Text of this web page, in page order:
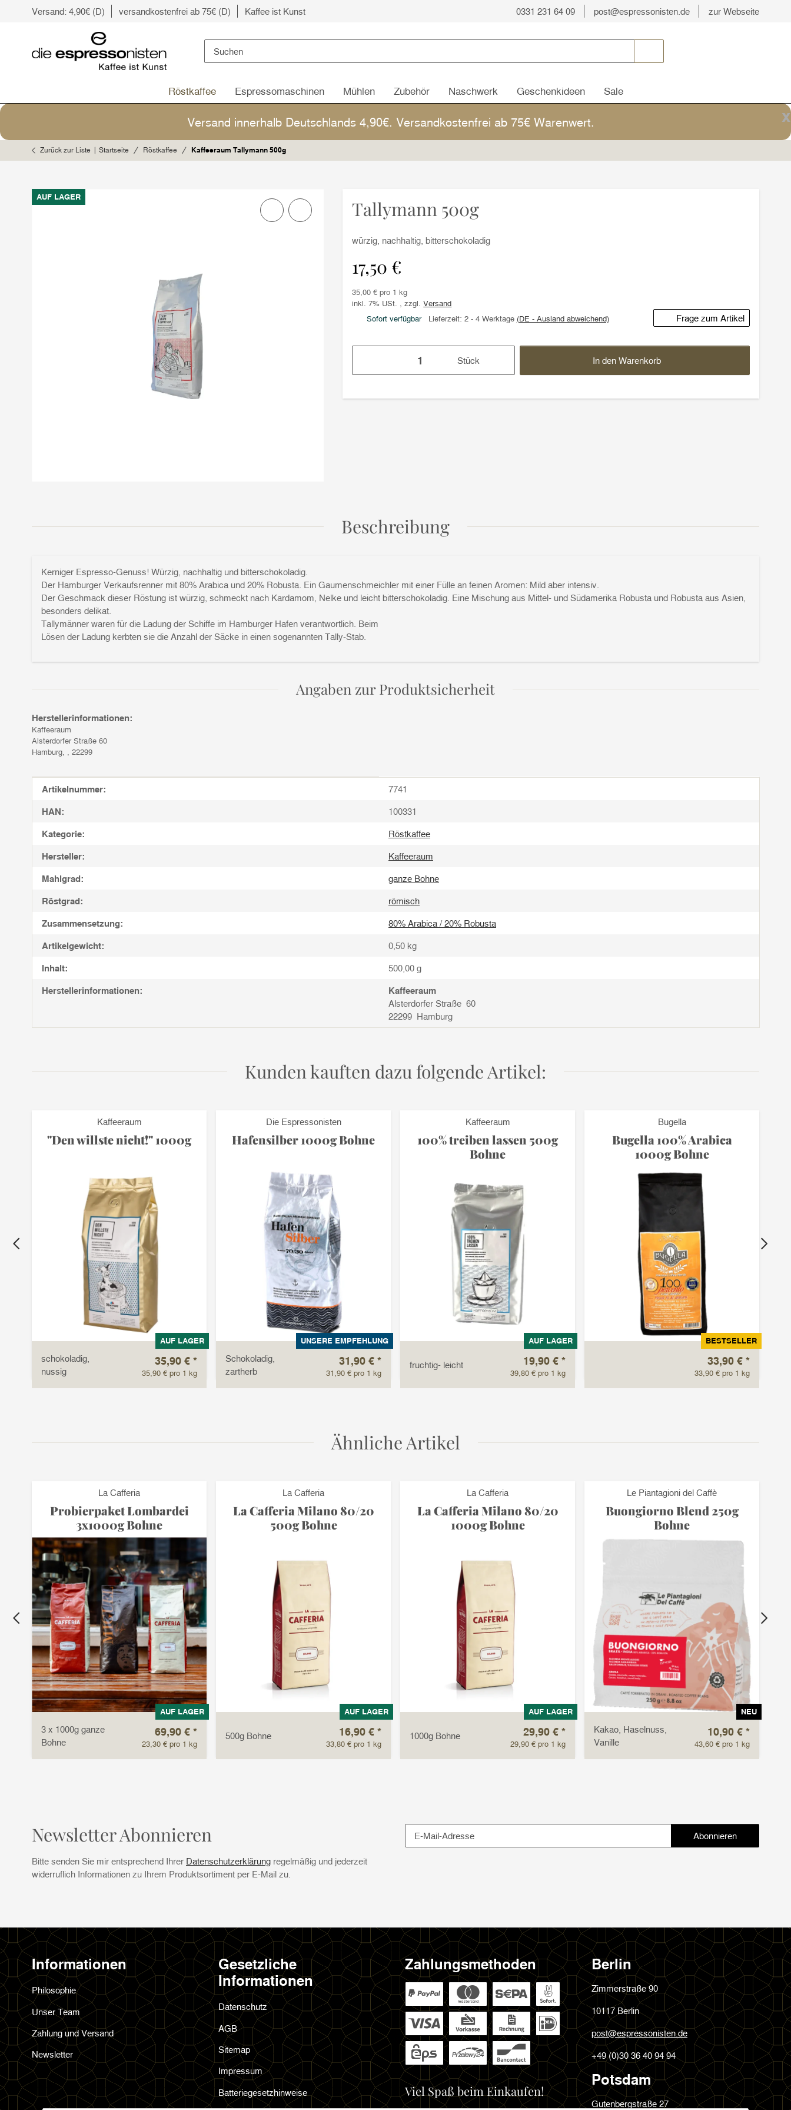
Versand: 4,90€ (D) versandkostenfrei ab 75€ (D) Kaffee ist Kunst 0331 231 64 09 post@espressonisten.de zur Webseite
Röstkaffee Espressomaschinen Mühlen Zubehör Naschwerk Geschenkideen Sale
x
Versand innerhalb Deutschlands 4,90€. Versandkostenfrei ab 75€ Warenwert.
Zurück zur Liste Startseite Röstkaffee Kaffeeraum Tallymann 500g
AUF LAGER
Tallymann 500g
würzig, nachhaltig, bitterschokoladig
17,50 €
35,00 € pro 1 kg
inkl. 7% USt. , zzgl.Versand
Sofort verfügbar
Lieferzeit: 2 - 4 Werktage (DE - Ausland abweichend) Frage zum Artikel
Stück In den Warenkorb
Beschreibung
Kerniger Espresso-Genuss! Würzig, nachhaltig und bitterschokoladig.
Der Hamburger Verkaufsrenner mit 80% Arabica und 20% Robusta. Ein Gaumenschmeichler mit einer Fülle an feinen Aromen: Mild aber intensiv.
Der Geschmack dieser Röstung ist würzig, schmeckt nach Kardamom, Nelke und leicht bitterschokoladig. Eine Mischung aus Mittel- und Südamerika Robusta und Robusta aus Asien,
besonders delikat.
Tallymänner waren für die Ladung der Schiffe im Hamburger Hafen verantwortlich. Beim
Lösen der Ladung kerbten sie die Anzahl der Säcke in einen sogenannten Tally-Stab.
Angaben zur Produktsicherheit
Herstellerinformationen:
Kaffeeraum
Alsterdorfer Straße 60
Hamburg, , 22299
Produkteigenschaft
Wert
Artikelnummer: 7741
HAN: 100331
Kategorie: Röstkaffee
Hersteller: Kaffeeraum
Mahlgrad: ganze Bohne
Röstgrad: römisch
Zusammensetzung: 80% Arabica / 20% Robusta
Artikelgewicht: 0,50 kg
Inhalt: 500,00 g
Herstellerinformationen:
Kaffeeraum
Alsterdorfer Straße 60
22299 Hamburg
Kunden kauften dazu folgende Artikel:
Kaffeeraum
"Den willste nicht!" 1000g
AUF LAGER
schokoladig,
nussig
35,90 € *
35,90 € pro 1 kg
Die Espressonisten
Hafensilber 1000g Bohne
UNSERE EMPFEHLUNG
Schokoladig,
zartherb
31,90 € *
31,90 € pro 1 kg
Kaffeeraum
100% treiben lassen 500g
Bohne
AUF LAGER
fruchtig- leicht 19,90 € *
39,80 € pro 1 kg
Bugella
Bugella 100% Arabica
1000g Bohne
BESTSELLER
33,90 € *
33,90 € pro 1 kg
Ähnliche Artikel
La Cafferia
Probierpaket Lombardei
3x1000g Bohne
AUF LAGER
3 x 1000g ganze
Bohne
69,90 € *
23,30 € pro 1 kg
La Cafferia
La Cafferia Milano 80/20
500g Bohne
AUF LAGER
500g Bohne 16,90 € *
33,80 € pro 1 kg
La Cafferia
La Cafferia Milano 80/20
1000g Bohne
AUF LAGER
1000g Bohne 29,90 € *
29,90 € pro 1 kg
Le Piantagioni del Caffè
Buongiorno Blend 250g
Bohne
NEU
Kakao, Haselnuss,
Vanille
10,90 € *
43,60 € pro 1 kg
Newsletter Abonnieren
Bitte senden Sie mir entsprechend Ihrer Datenschutzerklärung regelmäßig und jederzeit
widerruflich Informationen zu Ihrem Produktsortiment per E-Mail zu.
AbonnierenAbonnieren
Informationen
Philosophie
Unser Team
Zahlung und Versand
Newsletter
Gesetzliche
Informationen
Datenschutz
AGB
Sitemap
Impressum
Batteriegesetzhinweise
Zahlungsmethoden
Viel Spaß beim Einkaufen!
Berlin
Zimmerstraße 90
10117 Berlin
post@espressonisten.de
+49 (0)30 36 40 94 94
Potsdam
Gutenbergstraße 27